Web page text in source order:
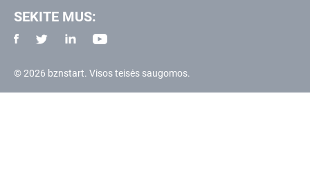
SEKITE MUS:
© 2026 bznstart. Visos teisės saugomos.